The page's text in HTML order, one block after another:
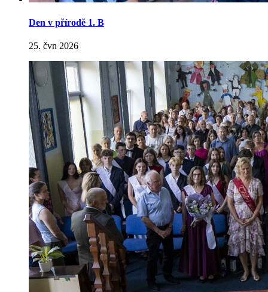
Den v přírodě 1. B
25. čvn 2026